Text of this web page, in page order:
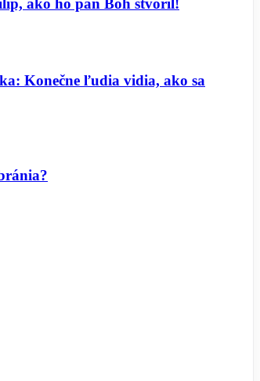
ako ho pán Boh stvoril!
Konečne ľudia vidia, ako sa